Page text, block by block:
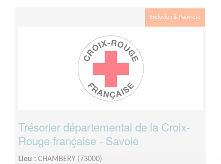
Exclusion & Pauvreté
Trésorier départemental de la Croix-
Rouge française - Savoie
Lieu : CHAMBERY (73000)